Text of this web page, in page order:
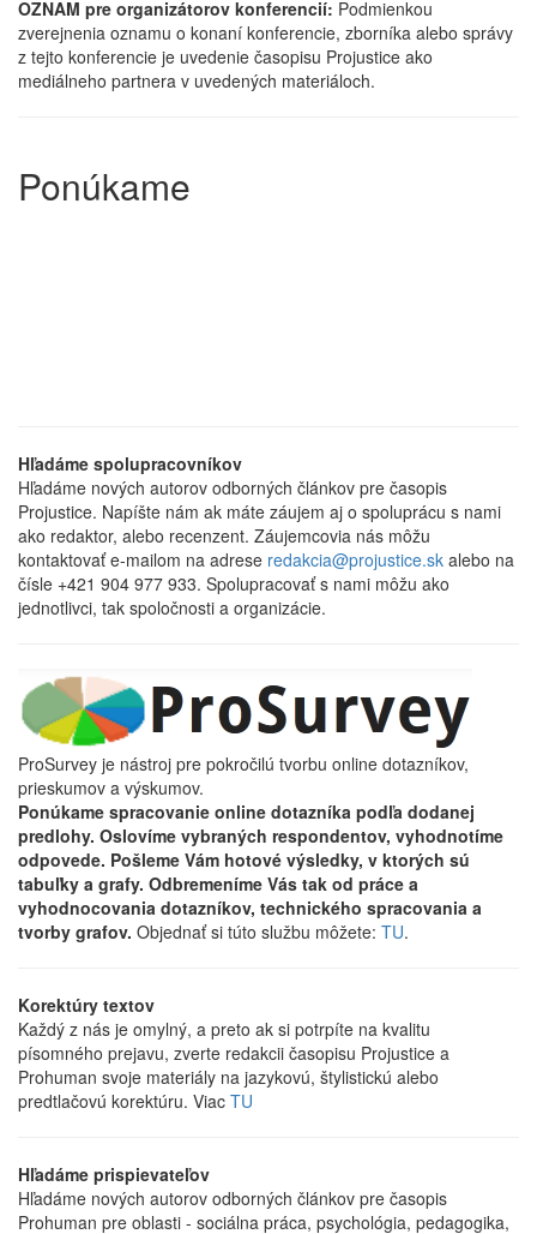
OZNAM pre organizátorov konferencií: Podmienkou
zverejnenia oznamu o konaní konferencie, zborníka alebo správy
z tejto konferencie je uvedenie časopisu Projustice ako
mediálneho partnera v uvedených materiáloch.
Ponúkame
Hľadáme spolupracovníkov
Hľadáme nových autorov odborných článkov pre časopis
Projustice. Napíšte nám ak máte záujem aj o spoluprácu s nami
ako redaktor, alebo recenzent. Záujemcovia nás môžu
kontaktovať e-mailom na adrese redakcia@projustice.sk alebo na
čísle +421 904 977 933. Spolupracovať s nami môžu ako
jednotlivci, tak spoločnosti a organizácie.
ProSurvey je nástroj pre pokročilú tvorbu online dotazníkov,
prieskumov a výskumov.
Ponúkame spracovanie online dotazníka podľa dodanej
predlohy. Oslovíme vybraných respondentov, vyhodnotíme
odpovede. Pošleme Vám hotové výsledky, v ktorých sú
tabuľky a grafy. Odbremeníme Vás tak od práce a
vyhodnocovania dotazníkov, technického spracovania a
tvorby grafov. Objednať si túto službu môžete: TU.
Korektúry textov
Každý z nás je omylný, a preto ak si potrpíte na kvalitu
písomného prejavu, zverte redakcii časopisu Projustice a
Prohuman svoje materiály na jazykovú, štylistickú alebo
predtlačovú korektúru. Viac TU
Hľadáme prispievateľov
Hľadáme nových autorov odborných článkov pre časopis
Prohuman pre oblasti - sociálna práca, psychológia, pedagogika,